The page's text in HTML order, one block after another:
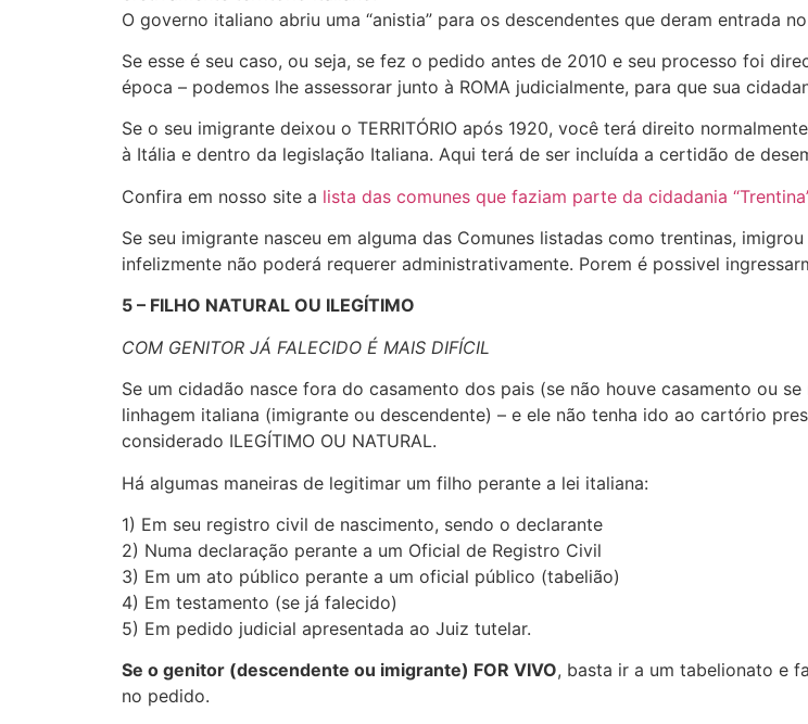
O governo italiano abriu uma “anistia” para os descendentes que deram entrada
Se esse é seu caso, ou seja, se fez o pedido antes de 2010 e seu processo foi
época – podemos lhe assessorar junto à ROMA judicialmente, para que sua
Se o seu imigrante deixou o TERRITÓRIO após 1920, você terá direito
à Itália e dentro da legislação Italiana. Aqui terá de ser incluída a certidão de
Confira em nosso site a lista das comunes que faziam parte da cidadania
Se seu imigrante nasceu em alguma das Comunes listadas como trentinas,
infelizmente não poderá requerer administrativamente. Porem é possivel
5 – FILHO NATURAL OU ILEGÍTIMO
COM GENITOR JÁ FALECIDO É MAIS DIFÍCIL
Se um cidadão nasce fora do casamento dos pais (se não houve casamento ou
linhagem italiana (imigrante ou descendente) – e ele não tenha ido ao cartório
considerado ILEGÍTIMO OU NATURAL.
Há algumas maneiras de legitimar um filho perante a lei italiana:
1) Em seu registro civil de nascimento, sendo o declarante
2) Numa declaração perante a um Oficial de Registro Civil
3) Em um ato público perante a um oficial público (tabelião)
4) Em testamento (se já falecido)
5) Em pedido judicial apresentada ao Juiz tutelar.
Se o genitor (descendente ou imigrante) FOR VIVO, basta ir a um tabelionato e
no pedido.